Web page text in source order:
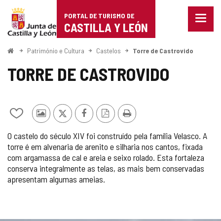
Portal
de
Turismo
de
Castilla
León
PORTAL DE TURISMO DE
CASTILLA Y LEÓN
Menu
ComeçoPatrimónio e Cultura Castelos Torre de Castrovido
TORRE DE CASTROVIDO
Adicionar
remover
de
meus
cadernos
Fotos
outros
turistas
x FacebookVersãoImprimir
O castelo do século XIV foi construído pela família Velasco. A
torre é em alvenaria de arenito e silharia nos cantos, fixada
com argamassa de cal e areia e seixo rolado. Esta fortaleza
conserva integralmente as telas, as mais bem conservadas
apresentam algumas ameias.